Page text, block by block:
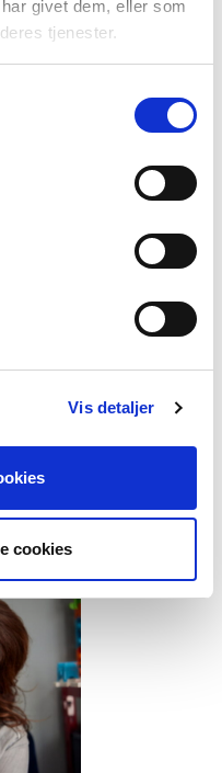
givet dem, eller som
tjenester.
Vis detaljer
cookies